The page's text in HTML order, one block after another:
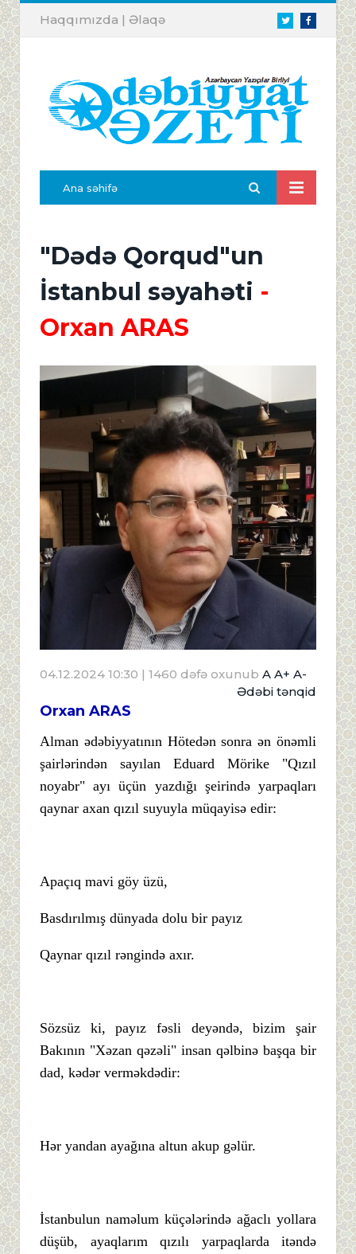
TwitterFacebook
Haqqımızda | Əlaqə
Ana səhifə
"Dədə Qorqud"un
İstanbul səyahəti -
Orxan ARAS
04.12.2024 10:30 | 1460 dəfə oxunub A A+ A-
Ədəbi tənqid
Orxan ARAS
Alman ədəbiyyatının Hötedən sonra ən önəmli
şairlərindən sayılan Eduard Mörike "Qızıl
noyabr" ayı üçün yazdığı şeirində yarpaqları
qaynar axan qızıl suyuyla müqayisə edir:
Apaçıq mavi göy üzü,
Basdırılmış dünyada dolu bir payız
Qaynar qızıl rəngində axır.
Sözsüz ki, payız fəsli deyəndə, bizim şair
Bakının "Xəzan qəzəli" insan qəlbinə başqa bir
dad, kədər verməkdədir:
Hər yandan ayağına altun akup gəlür.
İstanbulun naməlum küçələrində ağaclı yollara
düşüb, ayaqlarım qızılı yarpaqlarda itəndə